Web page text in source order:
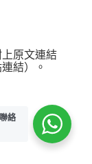
原文連結
結）。
絡